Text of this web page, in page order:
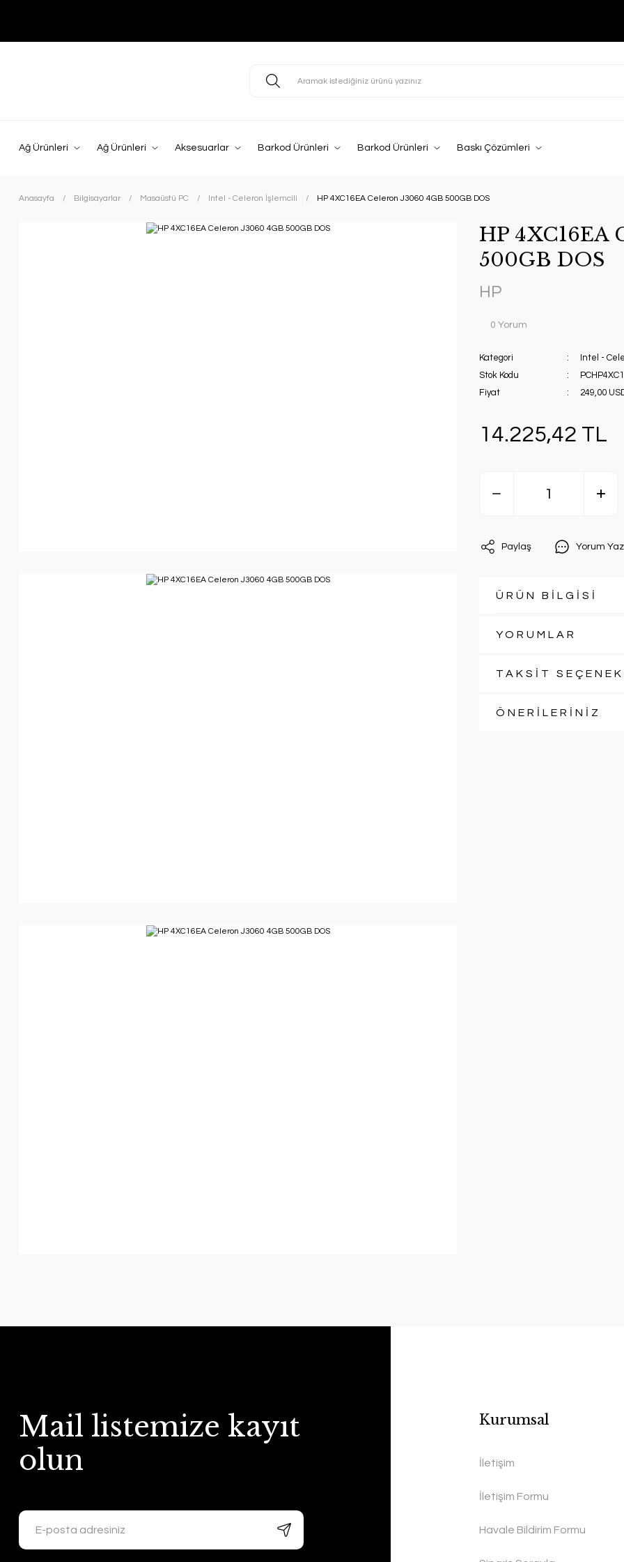
Ağ Ürünleri Ağ Ürünleri Aksesuarlar Barkod Ürünleri Barkod Ürünleri Baskı Çözümleri
Anasayfa Bilgisayarlar Masaüstü PC Intel - Celeron İşlemcili HP 4XC16EA Celeron J3060 4GB 500GB DOS
HP 4XC16EA
500GB DOS
HP
0 Yorum
Kategori
Intel -
Stok Kodu
Fiyat
249,00
14.225,42 TL
Paylaş Yorum Yaz
ÜRÜN BİLGİSİ
YORUMLAR
TAKSİT
ÖNERİLERİNİZ
Mail listemize kayıt
olun
Kurumsal
İletişim
İletişim Formu
Havale Bildirim Formu